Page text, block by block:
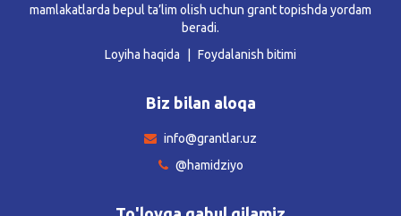
mamlakatlarda bepul ta’lim olish uchun grant topishda yordam
beradi.
Loyiha haqida
Foydalanish bitimi
Biz bilan aloqa
info@grantlar.uz
@hamidziyo